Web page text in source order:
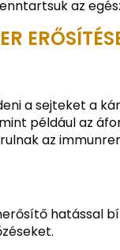
az
a sejteket a
például az
az
hatással